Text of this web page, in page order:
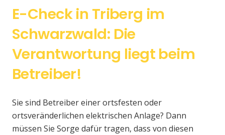
E-Check in Triberg im
Schwarzwald: Die
Verantwortung liegt beim
Betreiber!
Sie sind Betreiber einer ortsfesten oder
ortsveränderlichen elektrischen Anlage? Dann
müssen Sie Sorge dafür tragen, dass von diesen